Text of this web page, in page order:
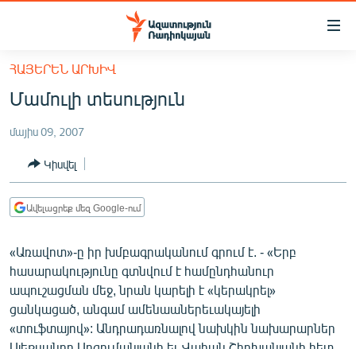
Մատչելիության
հիմնական
բովանդակությանը
հիմնական
մենյուին
Որոնում
ՀԱՅԱՍՏԱՆ
ՔԱՂԱՔԱԿԱՆ
ԸՆՏՐՈՒԹՅՈՒՆՆԵՐ 2026
ԻՐԱՎՈՒՆՔ
ՏՆՏԵՍՈՒԹՅՈՒՆ
ՂԱՐԱԲԱՂ
ՊԱՏԵՐԱԶՄԻ 6 ՇԱԲԱԹՆԵՐԸ
ՏԱՐԱԾԱՇՐՋԱՆ
ՀԱՅԵՐԵՆ ԱՐԽԻՎ
Մամուլի տեսություն
մայիս 09, 2007
Կիսվել
Ավելացրեք մեզ Google-ում
«Առավոտ»-ը իր խմբագրականում գրում է. - «Երբ
հասարակությունը գտնվում է համընդհանուր
ապուշացման մեջ, նրան կարելի է «կերակրել»
ցանկացած, անգամ ամենաաներեւակայելի
«տուֆտայով»: Անդրադառնալով նախկին նախարարներ